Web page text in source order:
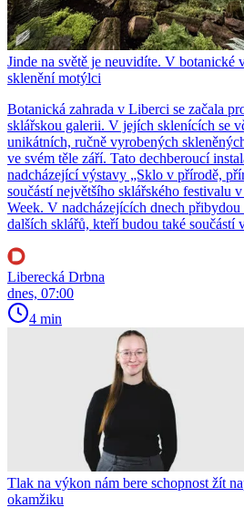
Jinde na světě je neuvidíte. V
sklenění motýlci
Botanická zahrada v Liberci se začala
sklářskou galerii. V jejích sklenících se
unikátních, ručně vyrobených
ve svém těle září. Tato dechberoucí
nadcházející výstavy „Sklo v přírodě,
součástí největšího sklářského festivalu
Week. V nadcházejících dnech
dalších sklářů, kteří budou také součástí
Liberecká Drbna
dnes, 07:00
4 min
Tlak na výkon nám bere schopnost žít
okamžiku